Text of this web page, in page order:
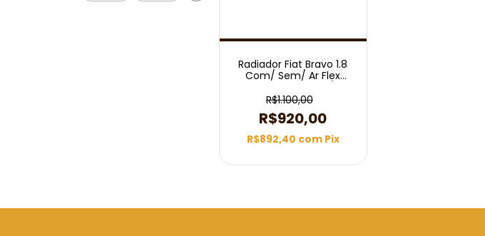
Radiador Fiat Bravo 1.8
Com/ Sem/ Ar Flex
R$1.100,00
R$920,00
R$892,40 com Pix